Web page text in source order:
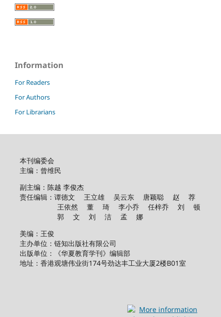
Information
For Readers
For Authors
For Librarians
本刊编委会
主编：曾维民
副主编：陈越 李俊杰
责任编辑：谭德文 王立雄 吴云东 唐颖聪 赵 荐
王依然 董 琦 李小乔 任梓乔 刘 顿
郭 文 刘 洁 孟 娜
美编：王俊
主办单位：链知出版社有限公司
出版单位：《华夏教育学刊》编辑部
地址：香港观塘伟业街174号劲达丰工业大厦2楼B01室